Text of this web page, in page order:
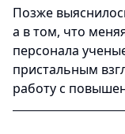
Позже
а в том, что
персонала
пристальным
работу с